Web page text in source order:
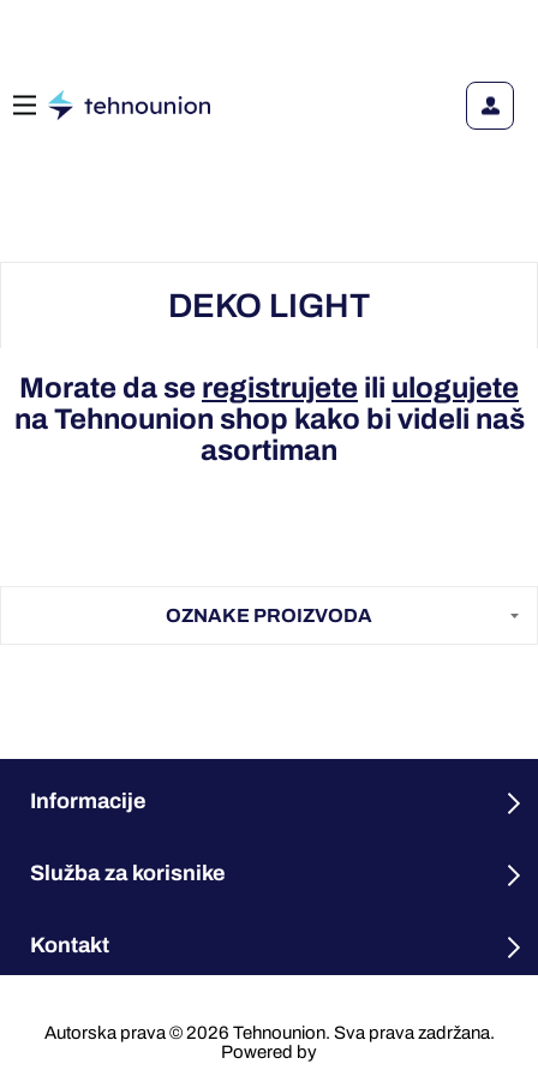
DEKO LIGHT
Morate da se registrujete ili ulogujete
na Tehnounion shop kako bi videli naš
asortiman
OZNAKE PROIZVODA
Informacije
Služba za korisnike
Kontakt
Autorska prava © 2026 Tehnounion. Sva prava zadržana.
Powered by